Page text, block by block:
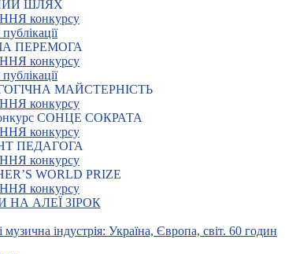
ШЛЯХ
конкурсу
ПЕРЕМОГА
конкурсу
МАЙСТЕРНІСТЬ
конкурсу
СОНЦЕ СОКРАТА
конкурсу
ПЕДАГОГА
конкурсу
WORLD PRIZE
конкурсу
НА АЛЕЇ ЗІРОК
музична індустрія: Україна, Європа, світ. 60 годин